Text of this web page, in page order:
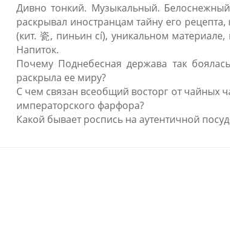
Дивно тонкий. Музыкальный.
раскрывал иностранцам тайну его
(кит. 瓷, пиньин cí), уникальном
Напиток.
Почему Поднебесная держава так
раскрыла ее миру?
С чем связан всеобщий восторг от чайных
императорского фарфора?
Какой бывает роспись на аутентичной